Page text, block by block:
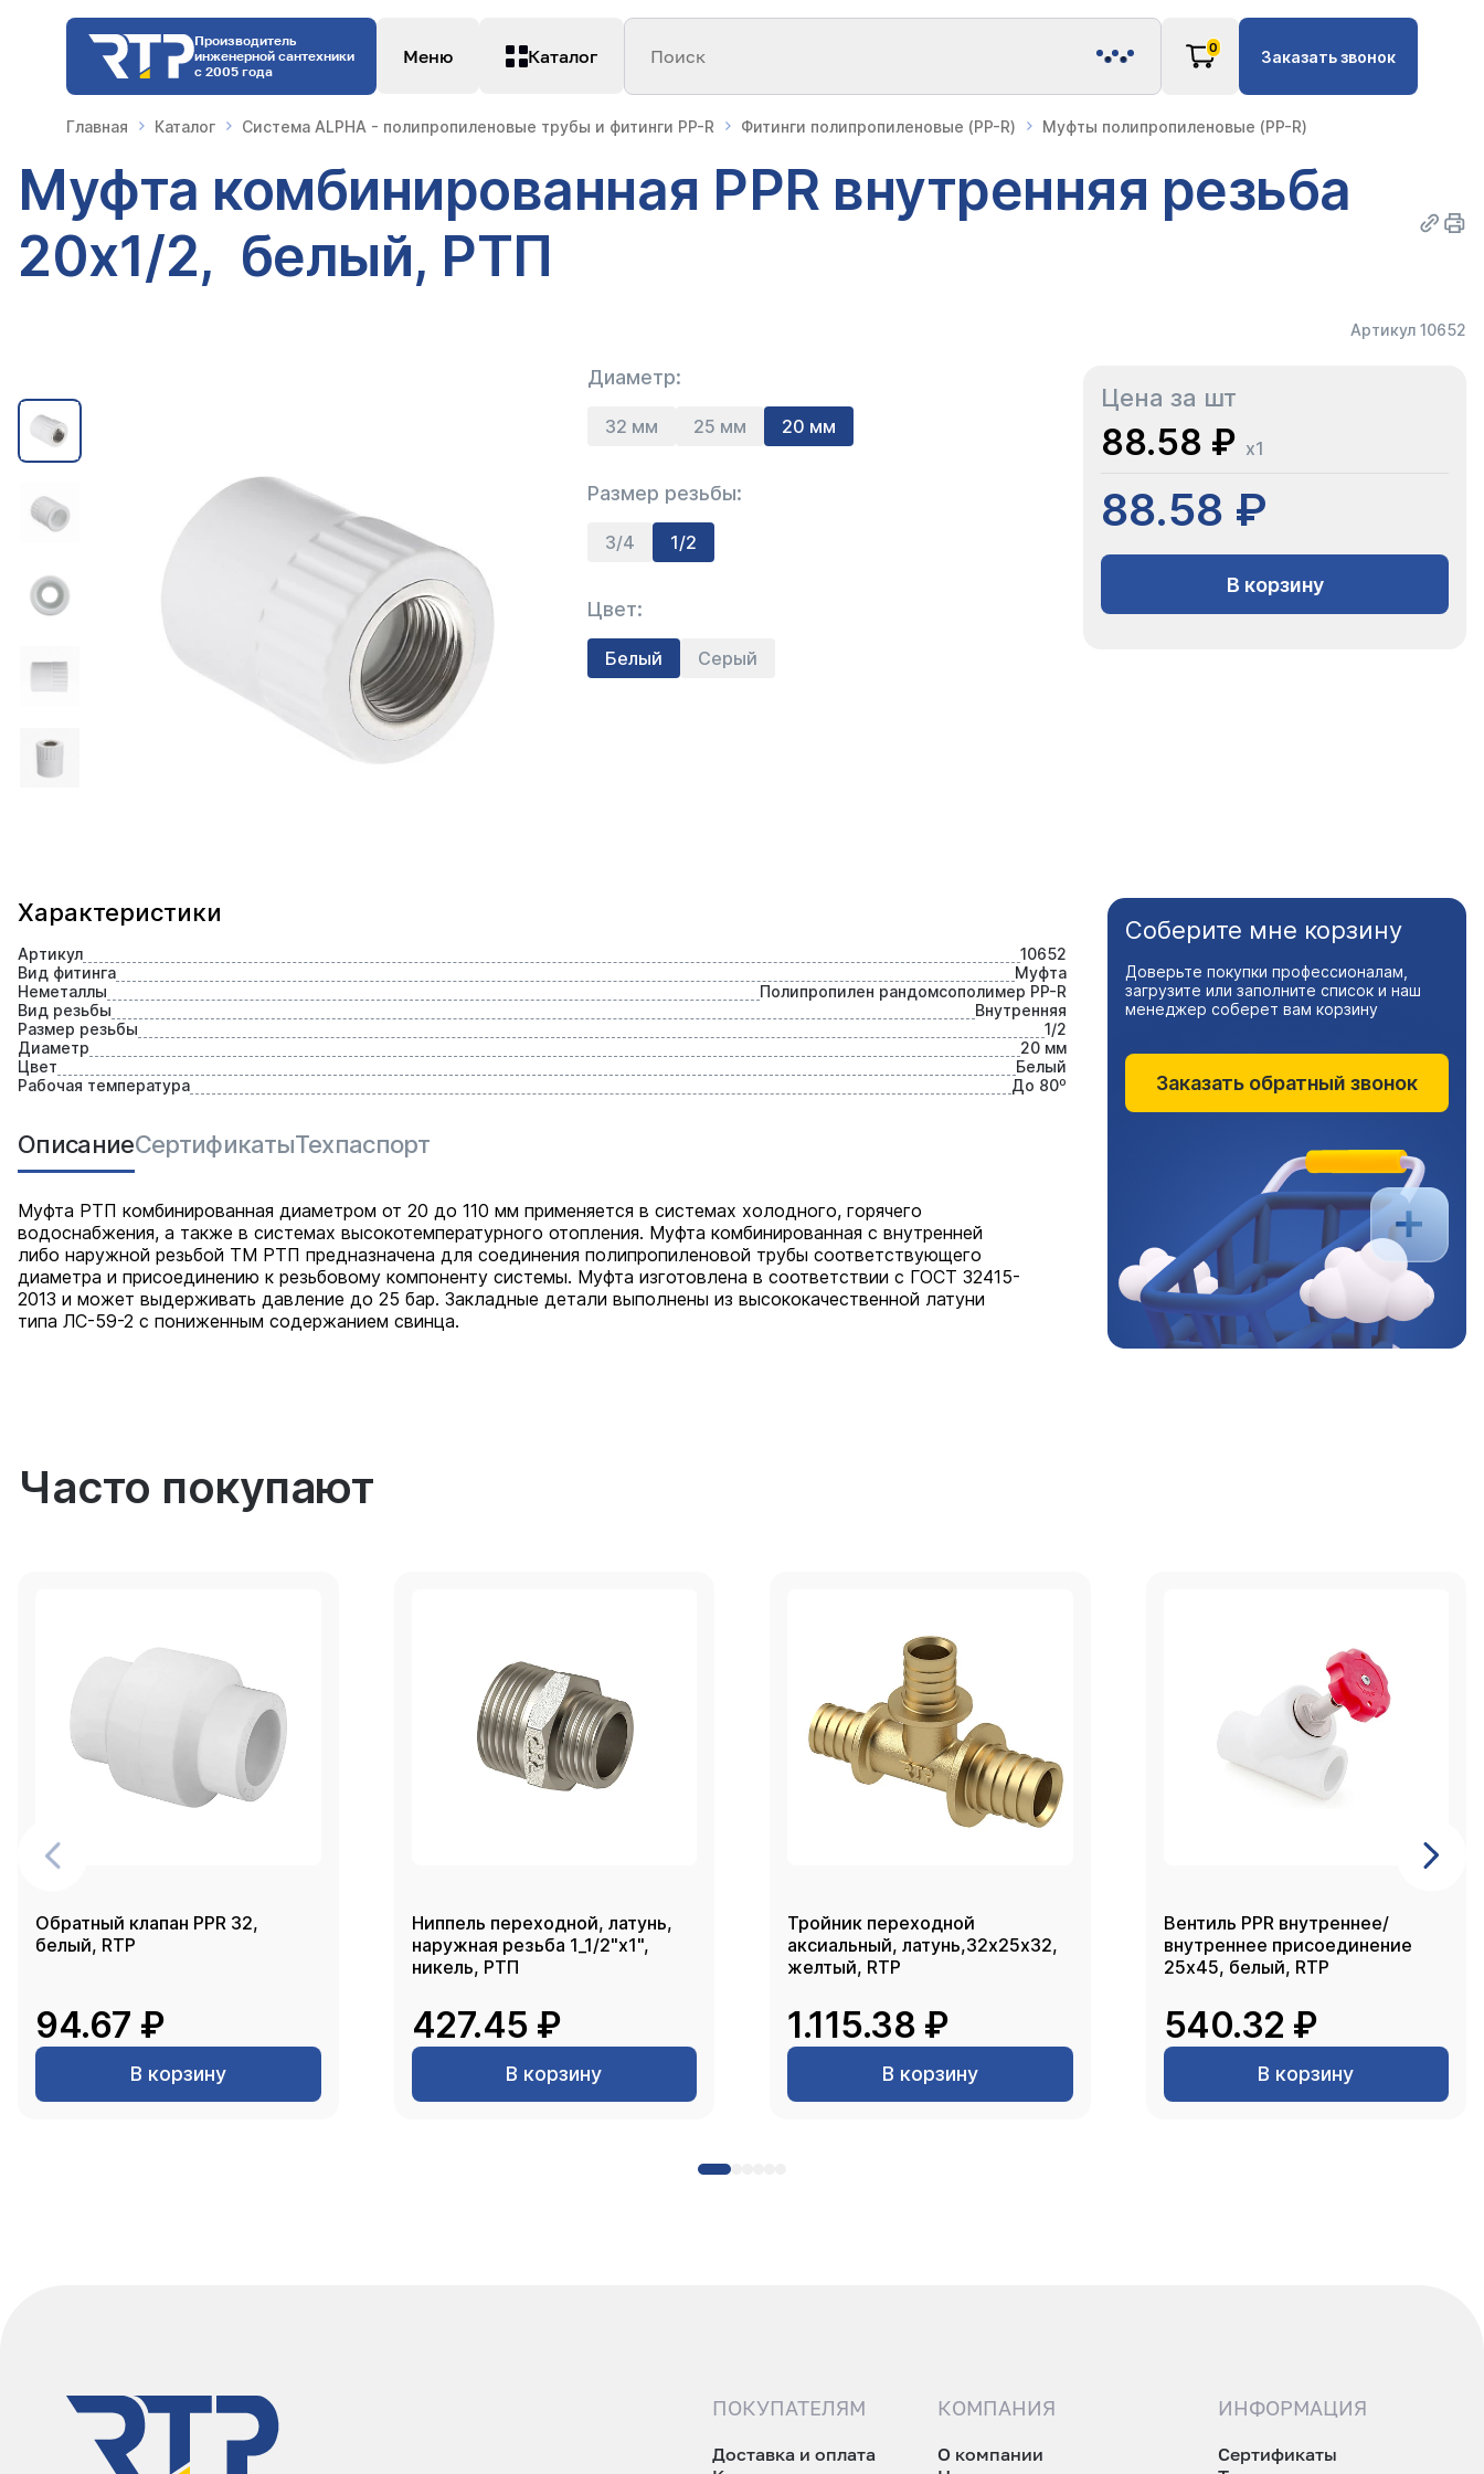
Производитель
инженерной сантехники
с 2005 года
Меню Каталог Поиск 0 Заказать звонок
Главная Каталог Система ALPHA - полипропиленовые трубы и фитинги PP-R Фитинги полипропиленовые (PP-R) Муфты полипропиленовые (PP-R)
Муфта комбинированная PPR внутренняя резьба
20х1/2, белый, РТП
Артикул 10652
Диаметр:
32 мм 25 мм 20 мм
Размер резьбы:
3/4 1/2
Цвет:
Белый Серый
Цена за шт
88.58 ₽ x1
88.58 ₽
В корзину
Характеристики
Артикул
10652
Вид фитинга
Муфта
Неметаллы
Полипропилен рандомсополимер PP-R
Вид резьбы
Внутренняя
Размер резьбы
1/2
Диаметр
20 мм
Цвет
Белый
Рабочая температура
До 80⁰
ОписаниеСертификатыТехпаспорт
Муфта РТП комбинированная диаметром от 20 до 110 мм применяется в системах холодного, горячего
водоснабжения, а также в системах высокотемпературного отопления. Муфта комбинированная с внутренней
либо наружной резьбой ТМ РТП предназначена для соединения полипропиленовой трубы соответствующего
диаметра и присоединению к резьбовому компоненту системы. Муфта изготовлена в соответствии с ГОСТ 32415-
2013 и может выдерживать давление до 25 бар. Закладные детали выполнены из высококачественной латуни
типа ЛС-59-2 с пониженным содержанием свинца.
Соберите мне корзину
Доверьте покупки профессионалам,
загрузите или заполните список и наш
менеджер соберет вам корзину
Заказать обратный звонок
Часто покупают
Обратный клапан PPR 32,
белый, RTP
94.67 ₽
В корзину
Ниппель переходной, латунь,
наружная резьба 1_1/2"х1",
никель, РТП
427.45 ₽
В корзину
Тройник переходной
аксиальный, латунь,32х25х32,
желтый, RTP
1.115.38 ₽
В корзину
Вентиль PPR внутреннее/
внутреннее присоединение
25х45, белый, RTP
540.32 ₽
В корзину
ПОКУПАТЕЛЯМ
Доставка и оплата
КОМПАНИЯ
О компании
ИНФОРМАЦИЯ
Сертификаты